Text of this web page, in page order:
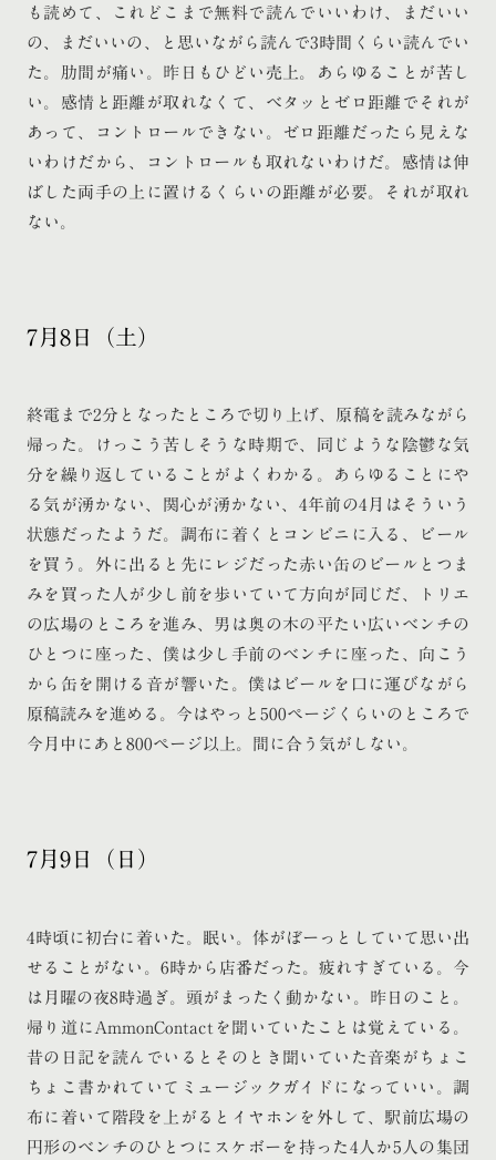
も読めて、これどこまで無料で読んでいいわけ、まだいい
の、まだいいの、と思いながら読んで3時間くらい読んでい
た。肋間が痛い。昨日もひどい売上。あらゆることが苦し
い。感情と距離が取れなくて、ベタッとゼロ距離でそれが
あって、コントロールできない。ゼロ距離だったら見えな
いわけだから、コントロールも取れないわけだ。感情は伸
ばした両手の上に置けるくらいの距離が必要。それが取れ
ない。
7月8日（土）
終電まで2分となったところで切り上げ、原稿を読みながら
帰った。けっこう苦しそうな時期で、同じような陰鬱な気
分を繰り返していることがよくわかる。あらゆることにや
る気が湧かない、関心が湧かない、4年前の4月はそういう
状態だったようだ。調布に着くとコンビニに入る、ビール
を買う。外に出ると先にレジだった赤い缶のビールとつま
みを買った人が少し前を歩いていて方向が同じだ、トリエ
の広場のところを進み、男は奥の木の平たい広いベンチの
ひとつに座った、僕は少し手前のベンチに座った、向こう
から缶を開ける音が響いた。僕はビールを口に運びながら
原稿読みを進める。今はやっと500ページくらいのところで
今月中にあと800ページ以上。間に合う気がしない。
7月9日（日）
4時頃に初台に着いた。眠い。体がぼーっとしていて思い出
せることがない。6時から店番だった。疲れすぎている。今
は月曜の夜8時過ぎ。頭がまったく動かない。昨日のこと。
帰り道にAmmonContactを聞いていたことは覚えている。
昔の日記を読んでいるとそのとき聞いていた音楽がちょこ
ちょこ書かれていてミュージックガイドになっていい。調
布に着いて階段を上がるとイヤホンを外して、駅前広場の
円形のベンチのひとつにスケボーを持った4人か5人の集団